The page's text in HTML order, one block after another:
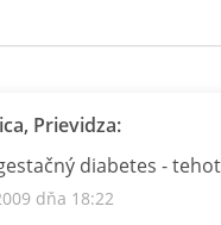
Prievidza:
diabetes -
dňa 18:22